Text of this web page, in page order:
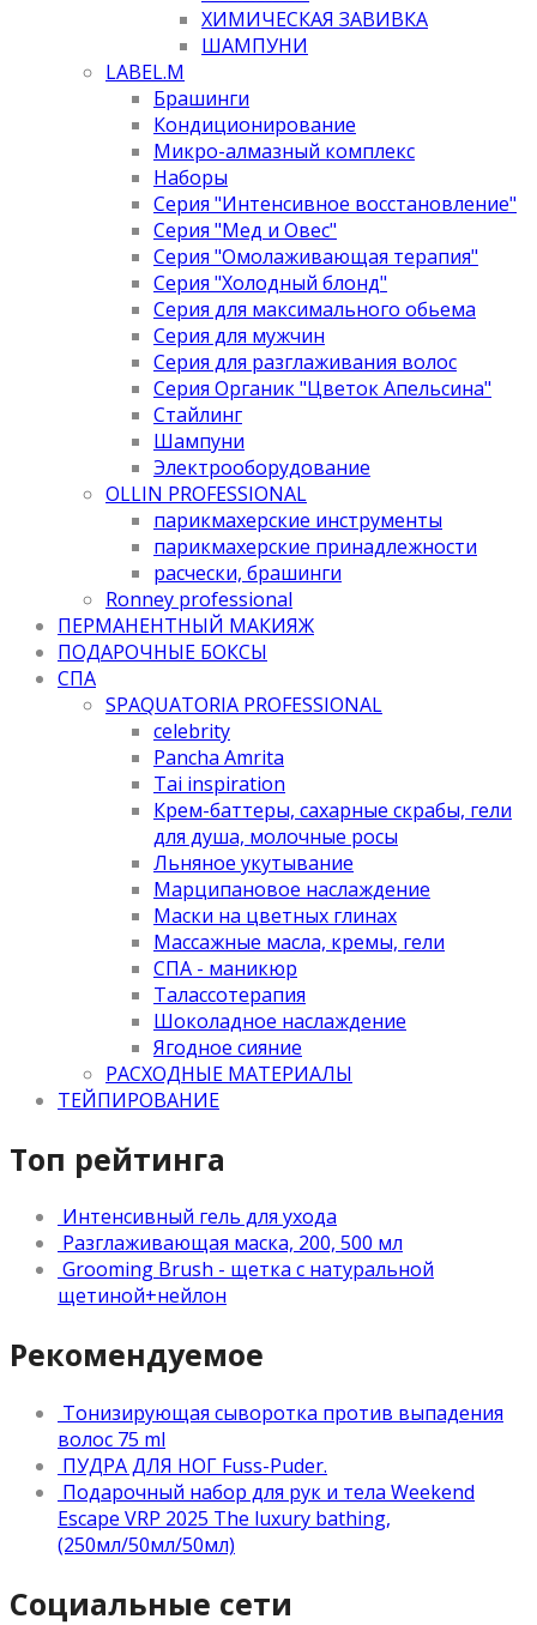
ХИМИЧЕСКАЯ ЗАВИВКА
ШАМПУНИ
LABEL.M
Брашинги
Кондиционирование
Микро-алмазный комплекс
Наборы
Серия "Интенсивное восстановление"
Серия "Мед и Овес"
Серия "Омолаживающая терапия"
Серия "Холодный блонд"
Серия для максимального обьема
Серия для мужчин
Серия для разглаживания волос
Серия Органик "Цветок Апельсина"
Стайлинг
Шампуни
Электрооборудование
OLLIN PROFESSIONAL
парикмахерские инструменты
парикмахерские принадлежности
расчески, брашинги
Ronney professional
ПЕРМАНЕНТНЫЙ МАКИЯЖ
ПОДАРОЧНЫЕ БОКСЫ
СПА
SPAQUATORIA PROFESSIONAL
celebrity
Pancha Amrita
Tai inspiration
Крем-баттеры, сахарные скрабы, гели
для душа, молочные росы
Льняное укутывание
Марципановое наслаждение
Маски на цветных глинах
Массажные масла, кремы, гели
СПА - маникюр
Талассотерапия
Шоколадное наслаждение
Ягодное сияние
РАСХОДНЫЕ МАТЕРИАЛЫ
ТЕЙПИРОВАНИЕ
Топ рейтинга
Интенсивный гель для ухода
Разглаживающая маска, 200, 500 мл
Grooming Brush - щетка c натуральной
щетиной+нейлон
Рекомендуемое
Тонизирующая сыворотка против выпадения
волос 75 ml
ПУДРА ДЛЯ НОГ Fuss-Puder.
Подарочный набор для рук и тела Weekend
Escape VRP 2025 The luxury bathing,
(250мл/50мл/50мл)
Социальные сети